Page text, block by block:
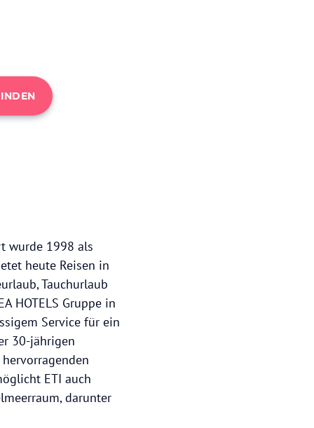
wurde 1998 als
heute Reisen in
Tauchurlaub
HOTELS Gruppe in
Service für ein
30-jährigen
ETI auch
darunter